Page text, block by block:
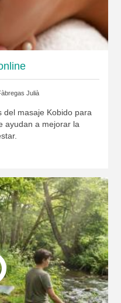
Julià
del masaje Kobido para
ayudan a mejorar la